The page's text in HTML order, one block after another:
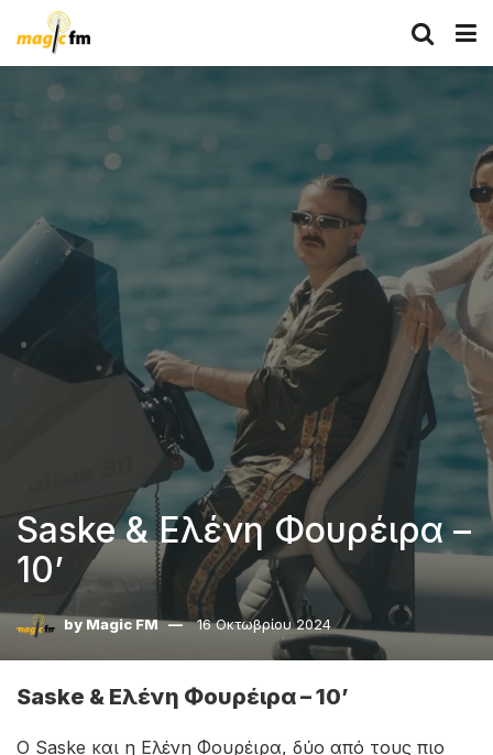
Saske & Ελένη Φουρέιρα –
10’
by Magic FM 16 Οκτωβρίου 2024
Saske & Ελένη Φουρέιρα – 10’
Ο Saske και η Ελένη Φουρέιρα, δύο από τους πιο